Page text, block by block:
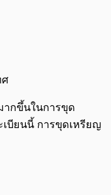
ศ
ากขึ้นในการขุด
บียนนี้ การขุดเหรียญ